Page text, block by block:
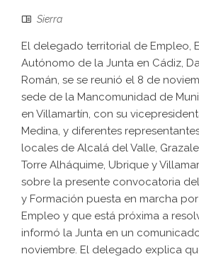
Sierra
El delegado territorial de Empleo,
Autónomo de la Junta en Cádiz,
Román, se se reunió el 8 de
sede de la Mancomunidad de
en Villamartín, con su
Medina, y diferentes
locales de Alcalá del Valle,
Torre Alháquime, Ubrique y
sobre la presente convocatoria
y Formación puesta en marcha
Empleo y que está próxima a
informó la Junta en un
noviembre. El delegado explica